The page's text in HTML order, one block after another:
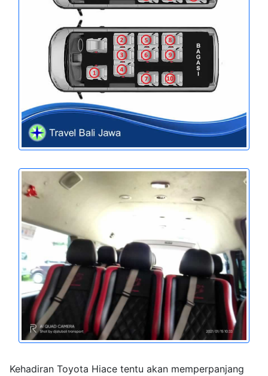
Kehadiran Toyota Hiace tentu akan memperpanjang